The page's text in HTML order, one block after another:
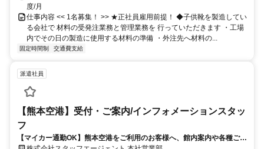
度/月
仕事内容 << 1名募集！ >> ★正社員雇用前提！ ◆子供靴を製造してい
る会社で 材料の受発注業務と管理業務を 行っていただきます ・工場
内でその日の製造に使用する材料の準備 ・外注先へ材料の...
固定時間制 交通費支給
派遣社員
【熊本空港】受付・ご案内/インフォメーションスタッ
フ
【マイカー通勤OK】熊本空港をご利用のお客様へ、館内案内や各種ご案